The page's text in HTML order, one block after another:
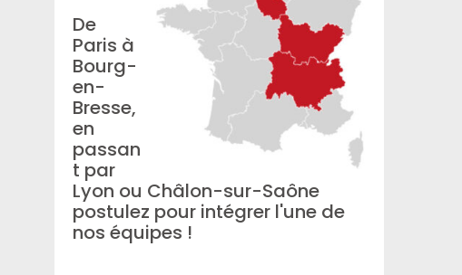
De
Paris à
Bourg-
en-
Bresse,
en
passan
t par
Lyon ou Châlon-sur-Saône
postulez pour intégrer l'une de
nos équipes !